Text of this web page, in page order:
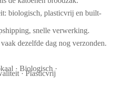
biologisch, plasticvrij en built-
snelle verwerking.
dezelfde dag nog verzonden.
· Biologisch ·
· Plasticvrij